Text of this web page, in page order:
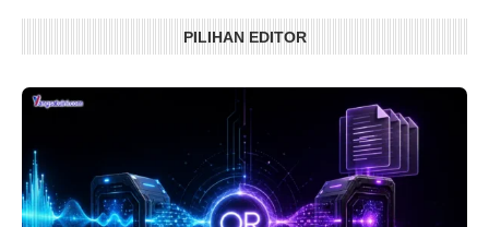
PILIHAN EDITOR